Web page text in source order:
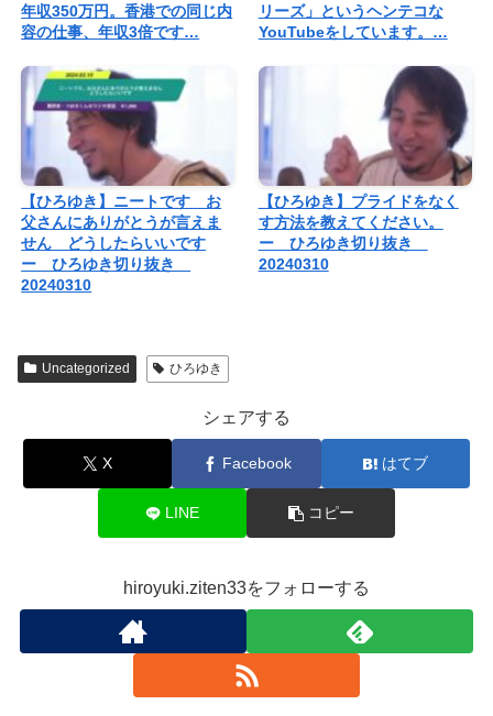
年収350万円。香港での同じ内
容の仕事、年収3倍です…
リーズ」というヘンテコな
YouTubeをしています。…
【ひろゆき】ニートです お
父さんにありがとうが言えま
せん どうしたらいいです
ー ひろゆき切り抜き
20240310
【ひろゆき】プライドをなく
す方法を教えてください。
ー ひろゆき切り抜き
20240310
Uncategorized ひろゆき
シェアする
X Facebook はてブ
LINE コピー
hiroyuki.ziten33をフォローする